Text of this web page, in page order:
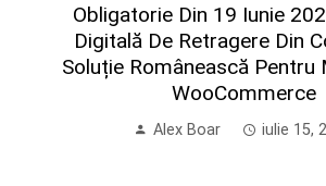
Obligatorie Din 19 Iunie
Digitală De Retragere Din
Soluție Românească Pentru
WooCommerce
Alex Boar iulie 15,